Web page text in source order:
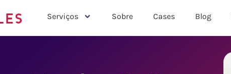
Serviços Sobre Cases Blog